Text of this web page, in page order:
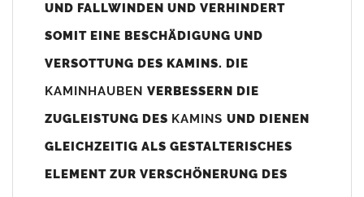
angefertigt werden (bitte anfragen).
(siehe Bild/Zeichnung unten) angefertigt. Sollten die Bohrungen
nicht passen dann bitte "ohne"Bohrungen (Auswahlfeld)
bis 500mm Kaminbreite: Abstand vom Kaminrand ca.
80mm
UND FALLWINDEN UND VERHINDERT
SOMIT EINE BESCHÄDIGUNG UND
VERSOTTUNG DES KAMINS. DIE
KAMINHAUBEN VERBESSERN DIE
ZUGLEISTUNG DES KAMINS UND DIENEN
GLEICHZEITIG ALS GESTALTERISCHES
ELEMENT ZUR VERSCHÖNERUNG DES